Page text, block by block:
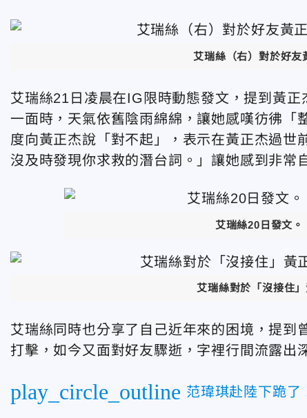
艾瑞絲（右）對於好友
艾瑞絲21日凌晨在IG限時動態發文，提到黃
一面時，天氣依舊陰雨綿綿 ，讓她感嘆彷彿「
度向黃正杰說 「對不起」，表示在黃正杰過世
沒及時發現你求救的潛台詞。」讓她感到非常
艾瑞絲20日發文。
艾瑞絲對於「沒接住
艾瑞絲同時也分享了自己近年來的困境，提
打擊，如今又面對好友驟逝， 字裡行間流露出
play_circle_outline 范瑋琪赴陸下跪了